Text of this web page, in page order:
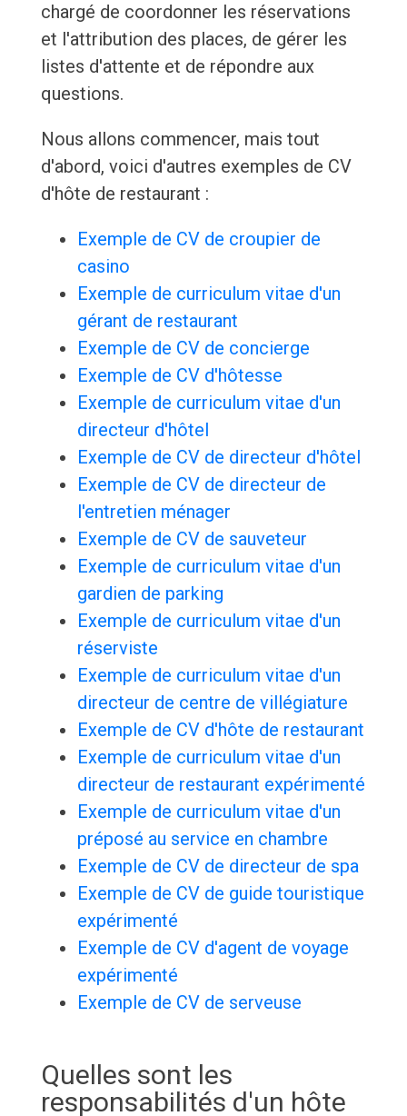
chargé de coordonner les réservations
et l'attribution des places, de gérer les
listes d'attente et de répondre aux
questions.
Nous allons commencer, mais tout
d'abord, voici d'autres exemples de CV
d'hôte de restaurant :
Exemple de CV de croupier de
casino
Exemple de curriculum vitae d'un
gérant de restaurant
Exemple de CV de concierge
Exemple de CV d'hôtesse
Exemple de curriculum vitae d'un
directeur d'hôtel
Exemple de CV de directeur d'hôtel
Exemple de CV de directeur de
l'entretien ménager
Exemple de CV de sauveteur
Exemple de curriculum vitae d'un
gardien de parking
Exemple de curriculum vitae d'un
réserviste
Exemple de curriculum vitae d'un
directeur de centre de villégiature
Exemple de CV d'hôte de restaurant
Exemple de curriculum vitae d'un
directeur de restaurant expérimenté
Exemple de curriculum vitae d'un
préposé au service en chambre
Exemple de CV de directeur de spa
Exemple de CV de guide touristique
expérimenté
Exemple de CV d'agent de voyage
expérimenté
Exemple de CV de serveuse
Quelles sont les
responsabilités d'un hôte